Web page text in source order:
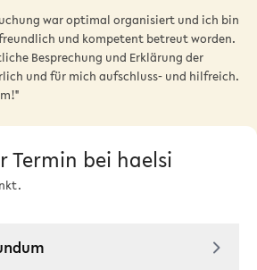
war optimal organisiert und ich bin
und kompetent betreut worden.
Besprechung und Erklärung der
und für mich aufschluss- und hilfreich.
Termin bei haelsi